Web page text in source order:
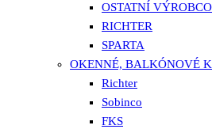
OSTATNÍ
RICHTER
SPARTA
OKENNÉ, BALKÓNOVÉ
Richter
Sobinco
FKS